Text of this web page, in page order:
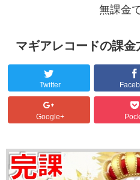
無課金
マギアレコードの課金
Twitter
Google+